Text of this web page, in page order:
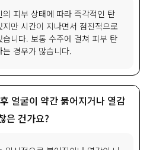
피부 상태에 따라 즉각적인 탄
만 시간이 지나면서 점진적으로
니다. 보통 수주에 걸쳐 피부 탄
경우가 많습니다.
얼굴이 약간 붉어지거나 열감
은 건가요?